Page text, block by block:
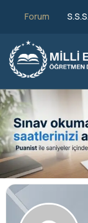
Forum S.S.S.